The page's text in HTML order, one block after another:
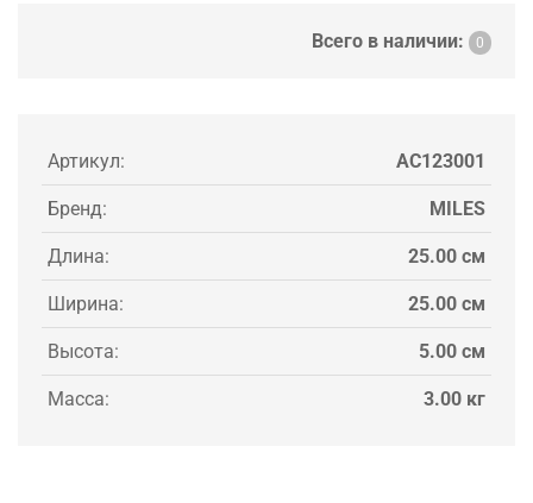
Всего в наличии: 0
Артикул: AC123001
Бренд: MILES
Длина: 25.00 см
Ширина: 25.00 см
Высота: 5.00 см
Масса: 3.00 кг